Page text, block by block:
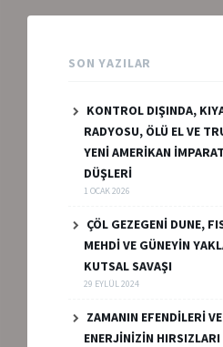
SON YAZILAR
KONTROL DIŞINDA,
RADYOSU, ÖLÜ EL VE
YENİ AMERİKAN
DÜŞLERİ
1 OCAK 2026
ÇÖL GEZEGENİ DUNE,
MEHDİ VE GÜNEYİN
KUTSAL SAVAŞI
29 EYLÜL 2024
ZAMANIN EFENDİLERİ VE
ENERJİNİZİN HIRSIZLARI